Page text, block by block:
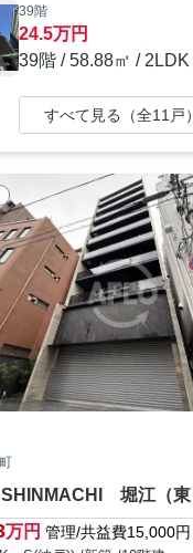
39階
24.5万円
39階 / 58.88㎡ / 2LDK
すべて見る（全11戸）
万円 管理/共益費15,000円